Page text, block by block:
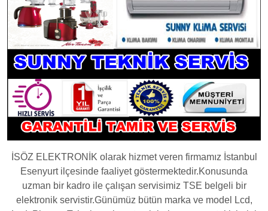
İSÖZ ELEKTRONİK olarak hizmet veren firmamız İstanbul
Esenyurt ilçesinde faaliyet göstermektedir.Konusunda
uzman bir kadro ile çalışan servisimiz TSE belgeli bir
elektronik servistir.Günümüz bütün marka ve model Lcd,